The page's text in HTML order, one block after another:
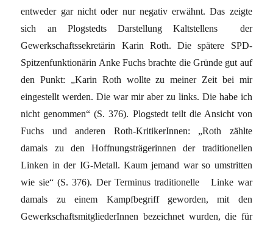
entweder gar nicht oder nur negativ erwähnt. Das zeigte
sich an Plogstedts Darstellung Kaltstellens der
Gewerkschaftssekretärin Karin Roth. Die spätere SPD-
Spitzenfunktionärin Anke Fuchs brachte die Gründe gut auf
den Punkt: „Karin Roth wollte zu meiner Zeit bei mir
eingestellt werden. Die war mir aber zu links. Die habe ich
nicht genommen“ (S. 376). Plogstedt teilt die Ansicht von
Fuchs und anderen Roth-KritikerInnen: „Roth zählte
damals zu den Hoffnungsträgerinnen der traditionellen
Linken in der IG-Metall. Kaum jemand war so umstritten
wie sie“ (S. 376). Der Terminus traditionelle Linke war
damals zu einem Kampfbegriff geworden, mit den
GewerkschaftsmitgliederInnen bezeichnet wurden, die für